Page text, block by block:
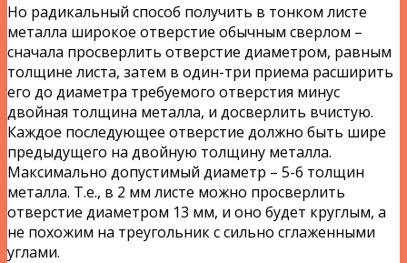
Но радикальный способ получить в тонком листе
металла широкое отверстие обычным сверлом –
сначала просверлить отверстие диаметром, равным
толщине листа, затем в один-три приема расширить
его до диаметра требуемого отверстия минус
двойная толщина металла, и досверлить вчистую.
Каждое последующее отверстие должно быть шире
предыдущего на двойную толщину металла.
Максимально допустимый диаметр – 5-6 толщин
металла. Т.е., в 2 мм листе можно просверлить
отверстие диаметром 13 мм, и оно будет круглым, а
не похожим на треугольник с сильно сглаженными
углами.